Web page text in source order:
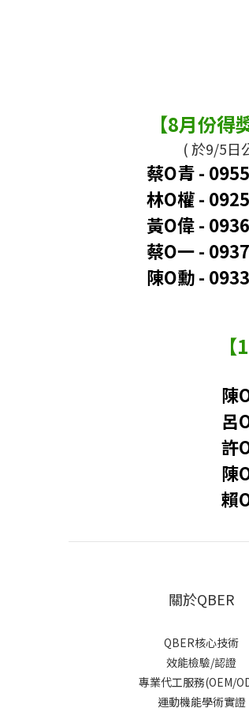
【8月份得
( 於9/5日
蔡O青 -
林O權-
黃O偉-
蔡O一 -
陳O勳 -
陳
呂
許
陳
賴
關於QBER
QBER核心技術
效能檢驗/認證
專業代工服務(OEM/
運動機能學術實證